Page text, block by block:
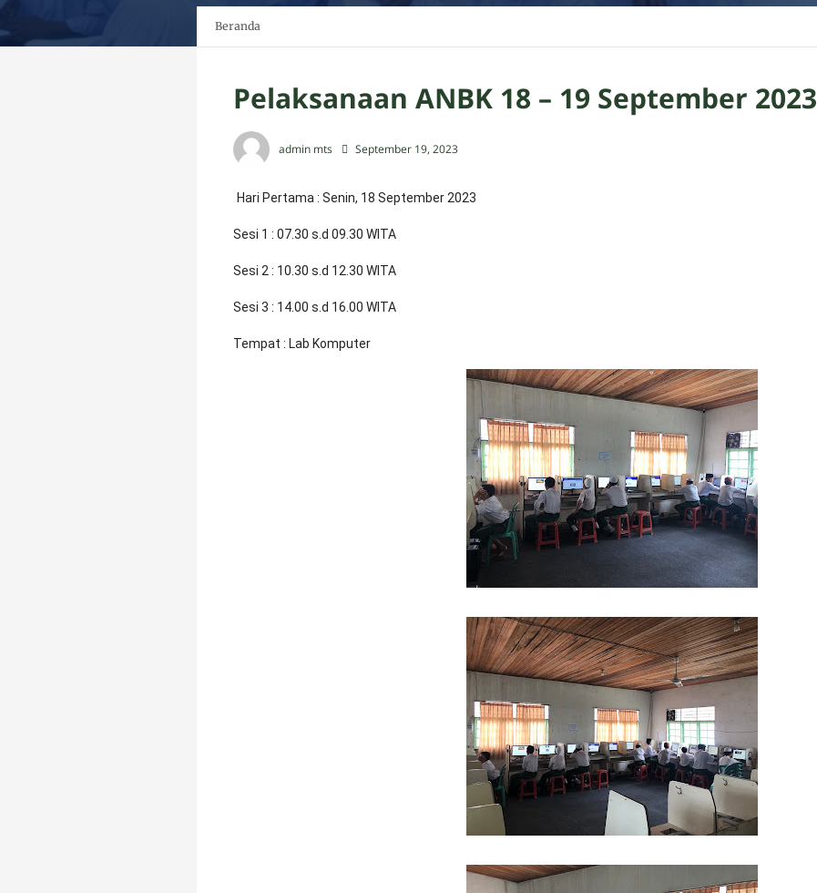
Beranda
Pelaksanaan ANBK 18 – 19 September 2023
admin mts September 19, 2023
Hari Pertama : Senin, 18 September 2023
Sesi 1 : 07.30 s.d 09.30 WITA
Sesi 2 : 10.30 s.d 12.30 WITA
Sesi 3 : 14.00 s.d 16.00 WITA
Tempat : Lab Komputer